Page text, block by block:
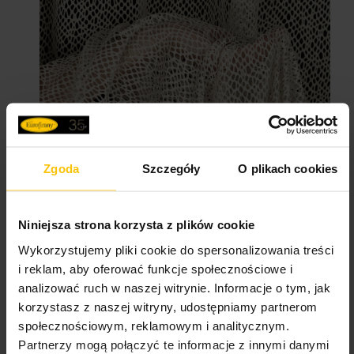
Zgoda Szczegóły O plikach cookies
Niniejsza strona korzysta z plików cookie
Wykorzystujemy pliki cookie do spersonalizowania treści
i reklam, aby oferować funkcje społecznościowe i
analizować ruch w naszej witrynie. Informacje o tym, jak
korzystasz z naszej witryny, udostępniamy partnerom
społecznościowym, reklamowym i analitycznym.
Partnerzy mogą połączyć te informacje z innymi danymi
Więcej podpowiedzi w tym temacie znajdziesz we
wpisie:Jakich firanek nie trzeba prasować?
Jak prać firanki, żeby nie
prasować?